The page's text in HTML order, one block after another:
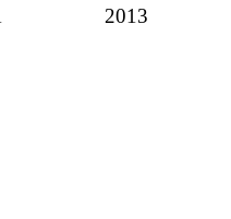
2013